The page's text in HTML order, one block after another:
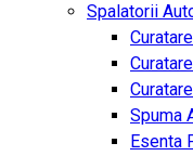
Spalatorii
Spuma
Esenta